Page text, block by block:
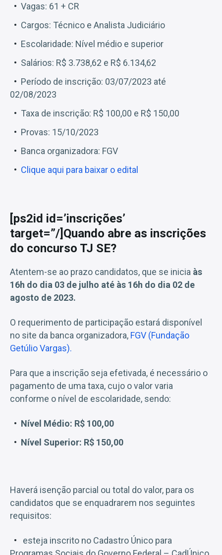
Vagas: 61 + CR
Cargos: Técnico e Analista Judiciário
Escolaridade: Nível médio e superior
Salários: R$ 3.738,62 e R$ 6.134,62
Período de inscrição: 03/07/2023 até
02/08/2023
Taxa de inscrição: R$ 100,00 e R$ 150,00
Provas: 15/10/2023
Banca organizadora: FGV
Clique aqui para baixar o edital
[ps2id id=’inscrições’
target=”/]Quando abre as inscrições
do concurso TJ SE?
Atentem-se ao prazo candidatos, que se inicia às
16h do dia 03 de julho até às 16h do dia 02 de
agosto de 2023.
O requerimento de participação estará disponível
no site da banca organizadora, FGV (Fundação
Getúlio Vargas).
Para que a inscrição seja efetivada, é necessário o
pagamento de uma taxa, cujo o valor varia
conforme o nível de escolaridade, sendo:
Nível Médio: R$ 100,00
Nível Superior: R$ 150,00
Haverá isenção parcial ou total do valor, para os
candidatos que se enquadrarem nos seguintes
requisitos:
esteja inscrito no Cadastro Único para